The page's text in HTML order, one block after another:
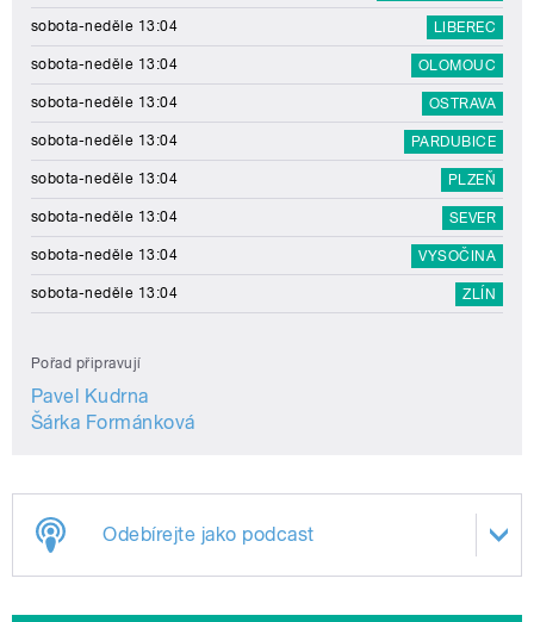
sobota-neděle 13:04 LIBEREC
sobota-neděle 13:04 OLOMOUC
sobota-neděle 13:04 OSTRAVA
sobota-neděle 13:04 PARDUBICE
sobota-neděle 13:04 PLZEŇ
sobota-neděle 13:04 SEVER
sobota-neděle 13:04 VYSOČINA
sobota-neděle 13:04 ZLÍN
Pořad připravují
Pavel Kudrna
Šárka Formánková
Odebírejte jako podcast